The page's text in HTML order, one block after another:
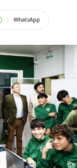
WhatsApp